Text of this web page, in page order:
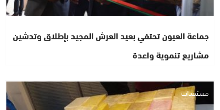
جماعة العيون تحتفي بعيد العرش المجيد بإطلاق وتدشين
مشاريع تنموية واعدة
مستجدات